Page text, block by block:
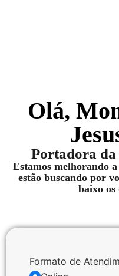
Olá,
Portadora
Estamos melhorando
estão buscando por
baixo os
Formato de